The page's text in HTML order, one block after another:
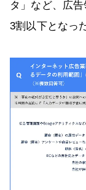
タ」など、広
3割以下となっ